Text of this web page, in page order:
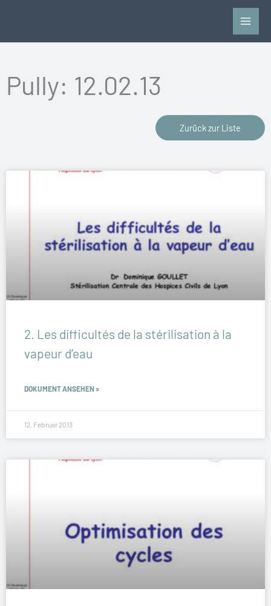
Pully: 12.02.13
Zurück zur Liste
2. Les difficultés de la stérilisation à la
vapeur d’eau
DOKUMENT ANSEHEN »
12. Februar 2013